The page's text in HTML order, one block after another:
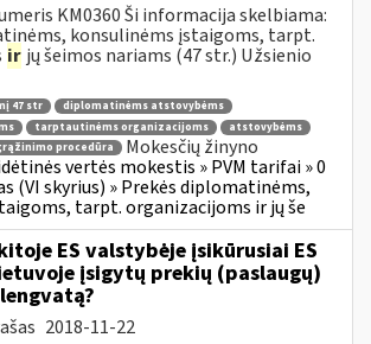
KM0360 Ši informacija skelbiama:
konsulinėms įstaigoms, tarpt.
ir jų šeimos nariams (47 str.) Užsienio
47 str
diplomatinėms atstovybėms
tarptautinėms organizacijoms
atstovybėms
procedūra
Mokesčių žinyno
vertės mokestis » PVM tarifai » 0
(VI skyrius) » Prekės diplomatinėms,
tarpt. organizacijoms ir jų še
ES valstybėje įsikūrusiai ES
įsigytų prekių (paslaugų)
2018-11-22